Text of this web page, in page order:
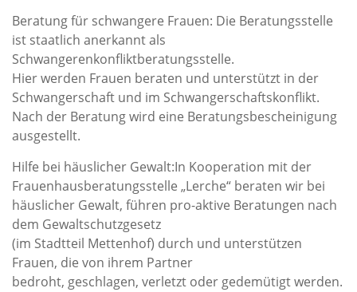
Beratung für schwangere Frauen: Die Beratungsstelle
ist staatlich anerkannt als
Schwangerenkonfliktberatungsstelle.
Hier werden Frauen beraten und unterstützt in der
Schwangerschaft und im Schwangerschaftskonflikt.
Nach der Beratung wird eine Beratungsbescheinigung
ausgestellt.
Hilfe bei häuslicher Gewalt:In Kooperation mit der
Frauenhausberatungsstelle „Lerche“ beraten wir bei
häuslicher Gewalt, führen pro-aktive Beratungen nach
dem Gewaltschutzgesetz
(im Stadtteil Mettenhof) durch und unterstützen
Frauen, die von ihrem Partner
bedroht, geschlagen, verletzt oder gedemütigt werden.